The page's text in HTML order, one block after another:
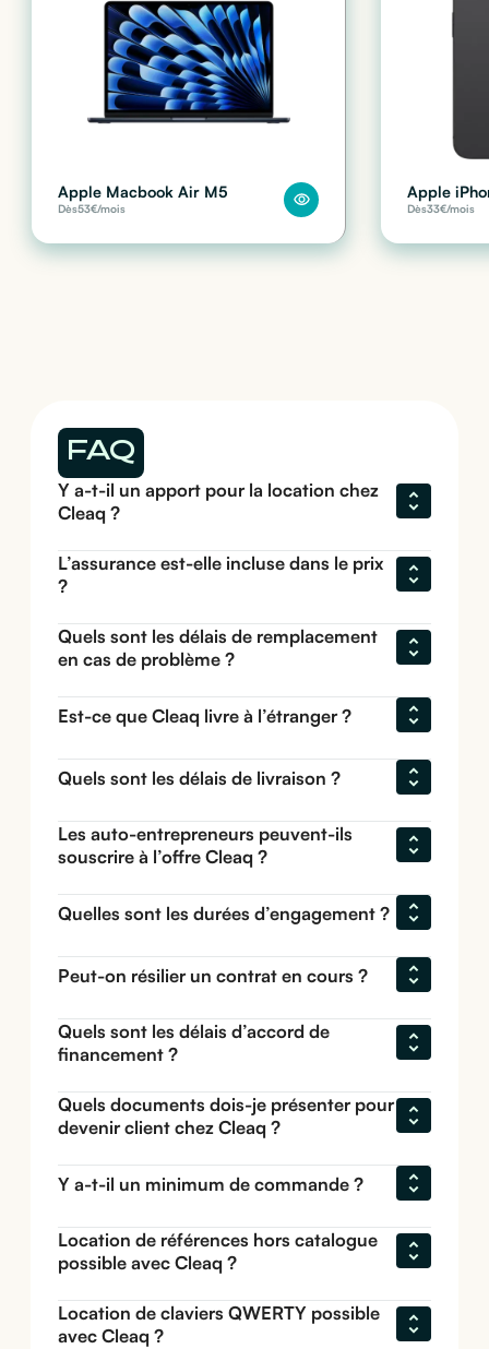
Apple Macbook Air M5
Dès53€/mois
Apple
Dès33€/mois
FAQ
Y a-t-il un apport pour la location chez
Cleaq ?
L’assurance est-elle incluse dans le prix
?
Quels sont les délais de remplacement
en cas de problème ?
Est-ce que Cleaq livre à l’étranger ?
Quels sont les délais de livraison ?
Les auto-entrepreneurs peuvent-ils
souscrire à l’offre Cleaq ?
Quelles sont les durées d’engagement ?
Peut-on résilier un contrat en cours ?
Quels sont les délais d’accord de
financement ?
Quels documents dois-je présenter pour
devenir client chez Cleaq ?
Y a-t-il un minimum de commande ?
Location de références hors catalogue
possible avec Cleaq ?
Location de claviers QWERTY possible
avec Cleaq ?